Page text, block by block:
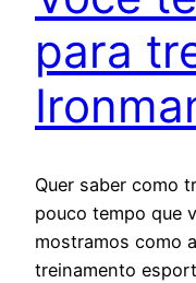
para
Quer saber como
pouco tempo que
mostramos como
treinamento